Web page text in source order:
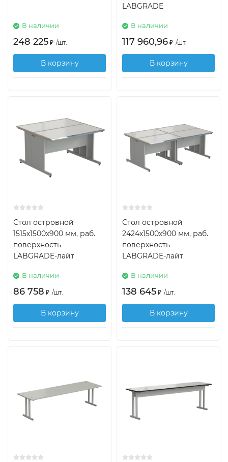
В наличии
248 225 ₽ /шт.
В корзину
LABGRADE
В наличии
117 960,96 ₽ /шт.
В корзину
Стол островной
1515х1500х900 мм, раб.
поверхность -
LABGRADE-лайт
В наличии
86 758 ₽ /шт.
В корзину
Стол островной
2424х1500х900 мм, раб.
поверхность -
LABGRADE-лайт
В наличии
138 645 ₽ /шт.
В корзину